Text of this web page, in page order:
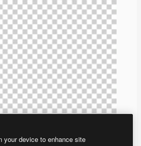
your device to enhance site